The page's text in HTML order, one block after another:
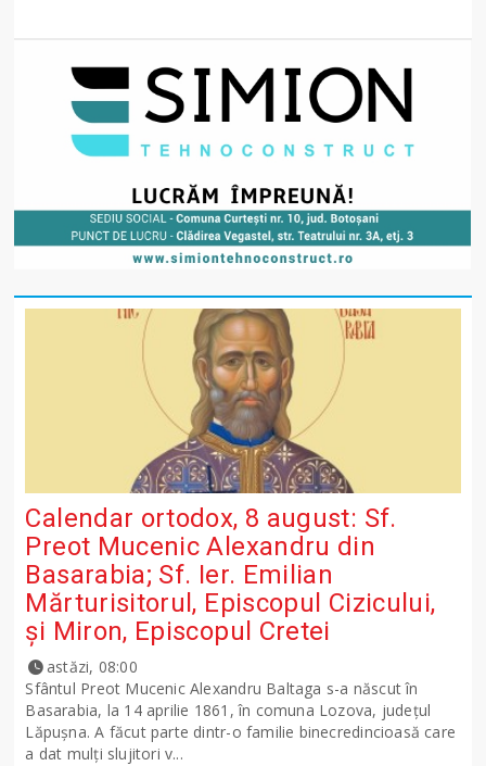
Calendar ortodox, 8 august: Sf.
Preot Mucenic Alexandru din
Basarabia; Sf. Ier. Emilian
Mărturisitorul, Episcopul Cizicului,
şi Miron, Episcopul Cretei
astăzi, 08:00
Sfântul Preot Mucenic Alexandru Baltaga s-a născut în
Basarabia, la 14 aprilie 1861, în comuna Lozova, județul
Lăpușna. A făcut parte dintr-o familie binecredincioasă care
a dat mulți slujitori v...